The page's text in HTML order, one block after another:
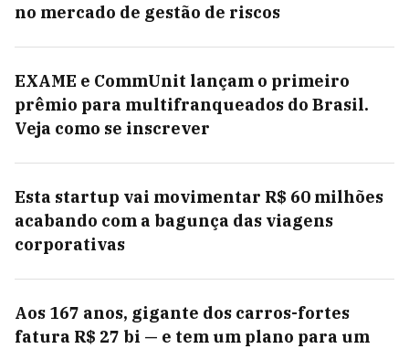
no mercado de gestão de riscos
EXAME e CommUnit lançam o primeiro
prêmio para multifranqueados do Brasil.
Veja como se inscrever
Esta startup vai movimentar R$ 60 milhões
acabando com a bagunça das viagens
corporativas
Aos 167 anos, gigante dos carros-fortes
fatura R$ 27 bi — e tem um plano para um